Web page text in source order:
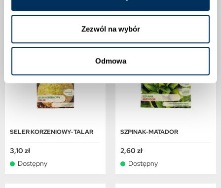
Zezwól na wybór
Odmowa
SELER KORZENIOWY-TALAR
3,10 zł
Dostępny
SZPINAK-MATADOR
2,60 zł
Dostępny